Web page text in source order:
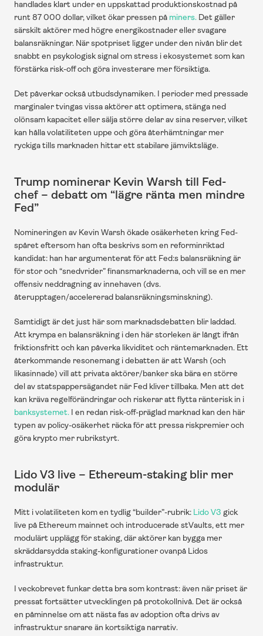
handlades klart under en uppskattad produktionskostnad på
runt 87 000 dollar, vilket ökar pressen på miners. Det gäller
särskilt aktörer med högre energikostnader eller svagare
balansräkningar. När spotpriset ligger under den nivån blir det
snabbt en psykologisk signal om stress i ekosystemet som kan
förstärka risk-off och göra investerare mer försiktiga.
Det påverkar också utbudsdynamiken. I perioder med pressade
marginaler tvingas vissa aktörer att optimera, stänga ned
olönsam kapacitet eller sälja större delar av sina reserver, vilket
kan hålla volatiliteten uppe och göra återhämtningar mer
ryckiga tills marknaden hittar ett stabilare jämviktsläge.
Trump nominerar Kevin Warsh till Fed-
chef – debatt om “lägre ränta men mindre
Fed”
Nomineringen av Kevin Warsh ökade osäkerheten kring Fed-
spåret eftersom han ofta beskrivs som en reforminriktad
kandidat: han har argumenterat för att Fed:s balansräkning är
för stor och “snedvrider” finansmarknaderna, och vill se en mer
offensiv neddragning av innehaven (dvs.
återupptagen/accelererad balansräkningsminskning).
Samtidigt är det just här som marknadsdebatten blir laddad.
Att krympa en balansräkning i den här storleken är långt ifrån
friktionsfritt och kan påverka likviditet och räntemarknaden. Ett
återkommande resonemang i debatten är att Warsh (och
likasinnade) vill att privata aktörer/banker ska bära en större
del av statspappersägandet när Fed kliver tillbaka. Men att det
banksystemet. I en redan risk-off-präglad marknad kan den här
typen av policy-osäkerhet räcka för att pressa riskpremier och
göra krypto mer rubrikstyrt.
Lido V3 live – Ethereum-staking blir mer
modulär
Mitt i volatiliteten kom en tydlig “builder”-rubrik: Lido V3 gick
live på Ethereum mainnet och introducerade stVaults, ett mer
modulärt upplägg för staking, där aktörer kan bygga mer
skräddarsydda staking-konfigurationer ovanpå Lidos
infrastruktur.
I veckobrevet funkar detta bra som kontrast: även när priset är
pressat fortsätter utvecklingen på protokollnivå. Det är också
en påminnelse om att nästa fas av adoption ofta drivs av
infrastruktur snarare än kortsiktiga narrativ.